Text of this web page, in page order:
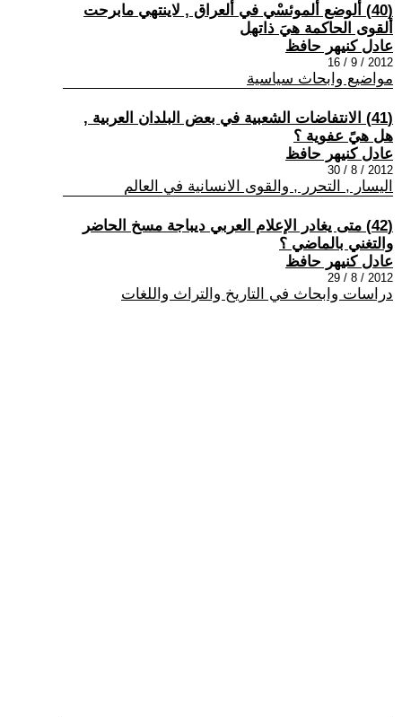
(40) ألوضع ألموئسْي في ألعراق , لاينتهي مابرحت
ألقوى الحاكمة هيَ ذاتهل
عادل كنيهر حافظ
2012 / 9 / 16
مواضيع وابحاث سياسية
(41) الانتفاضات الشعبية في بعض البلدان العربية ,
هل هيً عفوية ؟
عادل كنيهر حافظ
2012 / 8 / 30
اليسار , التحرر , والقوى الانسانية في العالم
(42) متى يغادر الإعلام العربي ديباجة مسخ الحاضر
والتغني بالماضي ؟
عادل كنيهر حافظ
2012 / 8 / 29
دراسات وابحاث في التاريخ والتراث واللغات